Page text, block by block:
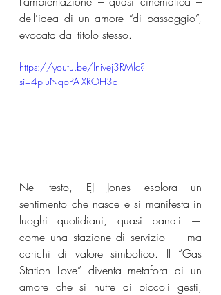
dell’idea di un amore “di passaggio”,
evocata dal titolo stesso.
https://youtu.be/lnivej3RMlc?
si=4pIuNqoPA-XROH3d
Nel testo, EJ Jones esplora un
sentimento che nasce e si manifesta in
luoghi quotidiani, quasi banali —
come una stazione di servizio — ma
carichi di valore simbolico. Il “Gas
Station Love” diventa metafora di un
amore che si nutre di piccoli gesti,